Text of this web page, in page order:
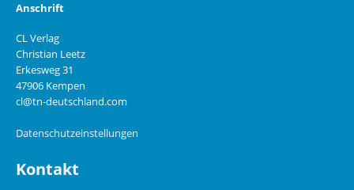
Anschrift
CL Verlag
Christian Leetz
Erkesweg 31
47906 Kempen
cl@tn-deutschland.com
Datenschutzeinstellungen
Kontakt